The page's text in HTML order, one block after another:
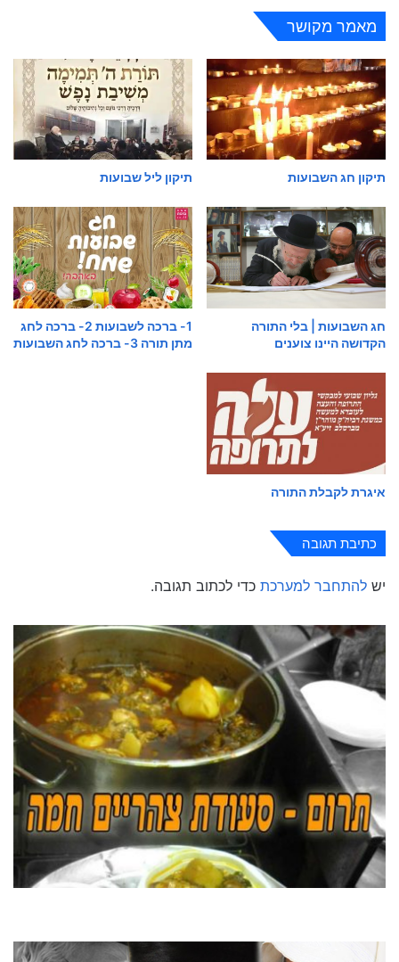
מאמר מקושר
תיקון חג השבועות תיקון ליל שבועות
חג השבועות | בלי התורה
הקדושה היינו צוענים
1- ברכה לשבועות 2- ברכה לחג
מתן תורה 3- ברכה לחג השבועות
איגרת לקבלת התורה
כתיבת תגובה
יש להתחבר למערכת כדי לכתוב תגובה.